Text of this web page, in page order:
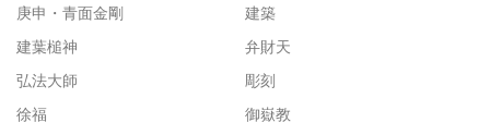
庚申・青面金剛
建築
建葉槌神
弁財天
弘法大師
彫刻
徐福
御嶽教